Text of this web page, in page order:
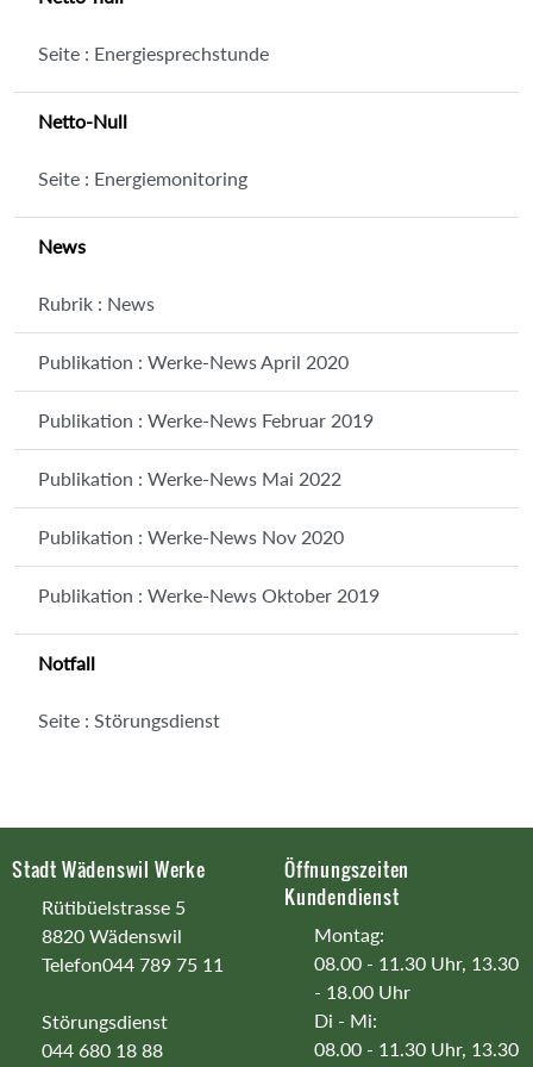
Seite : Energiesprechstunde
Netto-Null
Seite : Energiemonitoring
News
Rubrik : News
Publikation : Werke-News April 2020
Publikation : Werke-News Februar 2019
Publikation : Werke-News Mai 2022
Publikation : Werke-News Nov 2020
Publikation : Werke-News Oktober 2019
Notfall
Seite : Störungsdienst
Stadt Wädenswil Werke
Rütibüelstrasse 5
8820 Wädenswil
Telefon044 789 75 11
Störungsdienst
044 680 18 88
Öffnungszeiten
Kundendienst
Montag:
08.00 - 11.30 Uhr, 13.30
- 18.00 Uhr
Di - Mi:
08.00 - 11.30 Uhr, 13.30